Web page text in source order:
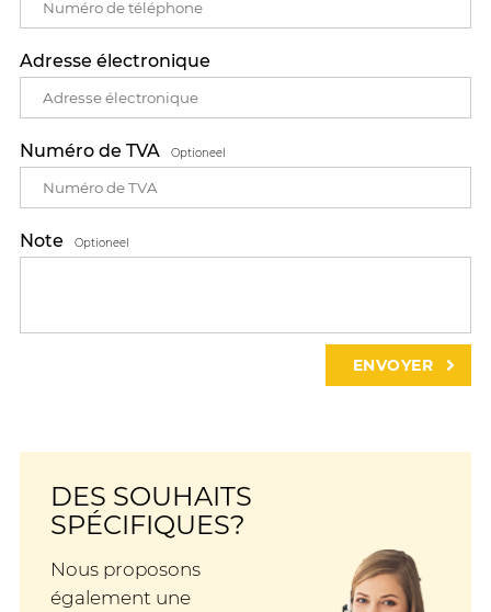
Adresse électronique
Numéro de TVA Optioneel
Note Optioneel
DES SOUHAITS
SPÉCIFIQUES?
Nous proposons
également une